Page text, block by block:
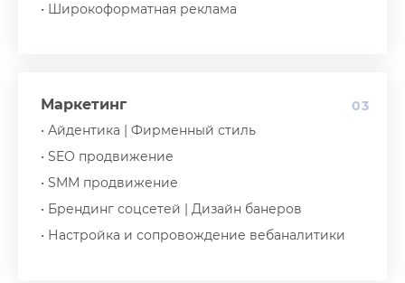
• Широкоформатная реклама
03
Маркетинг
• Айдентика | Фирменный стиль
• SEO продвижение
• SMM продвижение
• Брендинг соцсетей | Дизайн банеров
• Настройка и сопровождение вебаналитики